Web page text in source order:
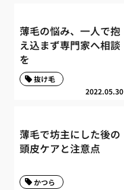
薄毛の悩み、一人で抱
え込まず専門家へ相談
を
2022.05.30
抜け毛
薄毛で坊主にした後の
頭皮ケアと注意点
かつら